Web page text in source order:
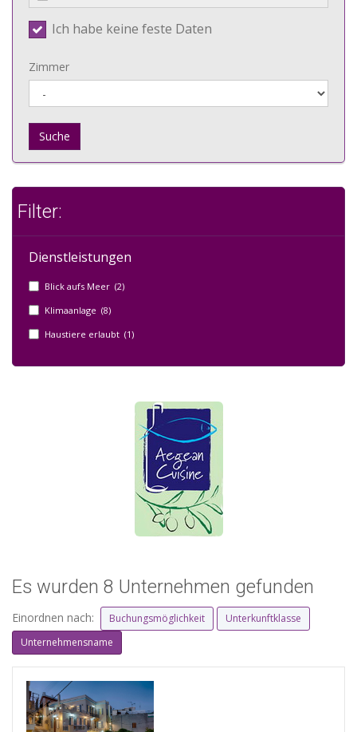
Ich habe keine feste Daten
Zimmer
Suche
Filter:
Dienstleistungen
Blick aufs Meer (2)
Klimaanlage (8)
Haustiere erlaubt (1)
Es wurden 8 Unternehmen gefunden
Einordnen nach: Buchungsmöglichkeit
Unterkunftklasse
Unternehmensname